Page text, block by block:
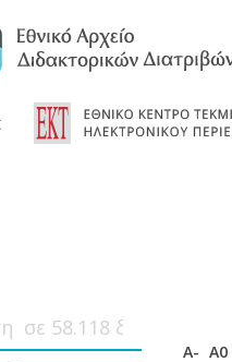
A- A0